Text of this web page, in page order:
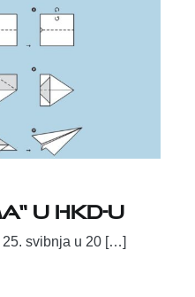
u HKD-u
25. svibnja u 20 […]